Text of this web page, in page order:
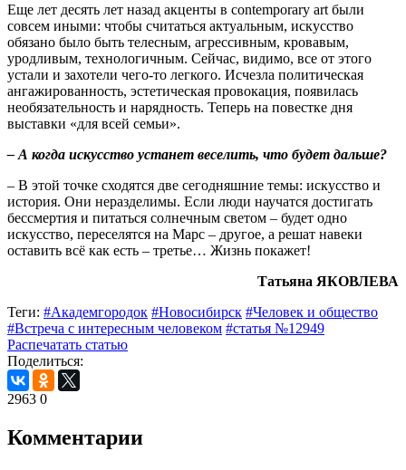
Еще лет десять лет назад акценты в contemporary art были
совсем иными: чтобы считаться актуальным, искусство
обязано было быть телесным, агрессивным, кровавым,
уродливым, технологичным. Сейчас, видимо, все от этого
устали и захотели чего-то легкого. Исчезла политическая
ангажированность, эстетическая провокация, появилась
необязательность и нарядность. Теперь на повестке дня
выставки «для всей семьи».
– А когда искусство устанет веселить, что будет дальше?
– В этой точке сходятся две сегодняшние темы: искусство и
история. Они неразделимы. Если люди научатся достигать
бессмертия и питаться солнечным светом – будет одно
искусство, переселятся на Марс – другое, а решат навеки
оставить всё как есть – третье… Жизнь покажет!
Татьяна ЯКОВЛЕВА
Теги: #Академгородок #Новосибирск #Человек и общество
#Встреча с интересным человеком #статья №12949
Распечатать статью
Поделиться:
2963 0
Комментарии